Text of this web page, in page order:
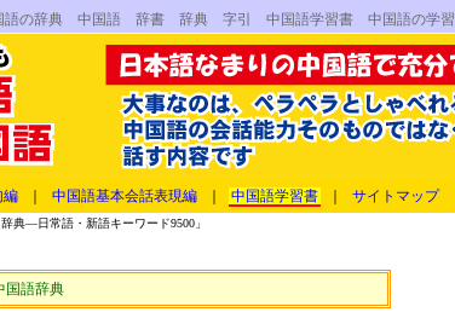
語の辞典 中国語 辞書 辞典 字引 中国語学習書 中国語の学習
編 中国語基本会話表現編 中国語学習書 サイトマップ
典―日常語・新語キーワード9500」
国語辞典